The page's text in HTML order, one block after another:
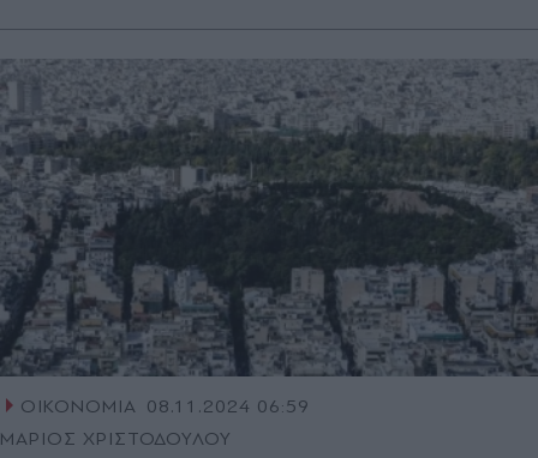
ΟΙΚΟΝΟΜΙΑ 08.11.2024 06:59
ΜΑΡΙΟΣ ΧΡΙΣΤΟΔΟΥΛΟΥ